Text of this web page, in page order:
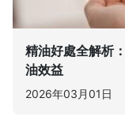
精油好處全解析
油效益
2026年03月01日